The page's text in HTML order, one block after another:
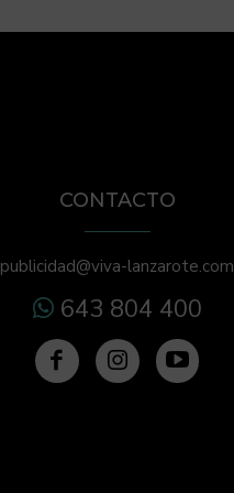
CONTACTO
publicidad@viva-lanzarote.com
643 804 400